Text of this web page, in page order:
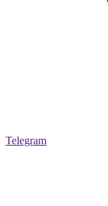
Telegram